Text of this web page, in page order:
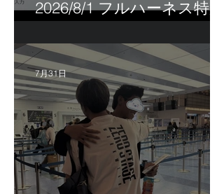
2026/8/1 フルハーネス特別
7月31日